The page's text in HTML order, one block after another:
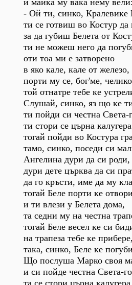
и майка му вака нему
- Ой ти, синко, Кралевике
ти се готвиш во Костур
за да губиш Белета от
ти не можеш него да
оти тоа ми е затворено
в яко кале, кале от железо,
порти му се, бог'ме,
той отнатре тебе ке
Слушай, синко, яз що ке
ти пойди си честна Света-
ти стори се църна
тогай пойди во Костура
тамо, синко, поседи си
Ангелина дури да си роди,
дури дете църква да си
да го кръсти, име да му
тогай Беле порти ке
и ти влези у Белета дома,
та седни му на честна
тогай Беле весел ке си
на трапеза тебе ке
така, синко, Беле ке
Що послуша Марко своя
и си пойде честна Света-
та се стори църна калугера